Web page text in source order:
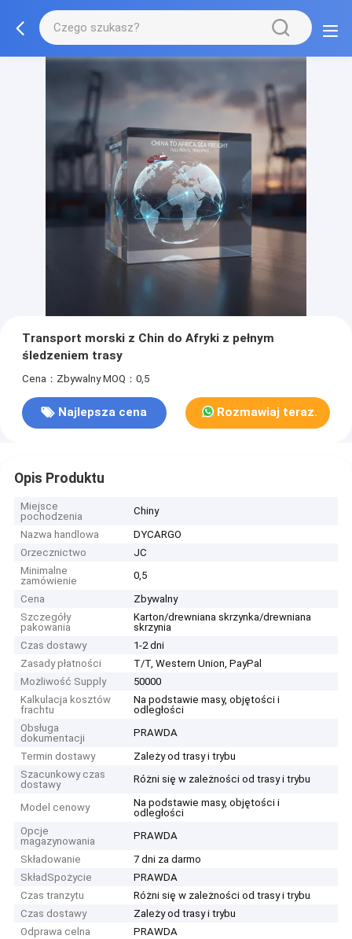
Transport morski z Chin do Afryki z pełnym
śledzeniem trasy
Cena：Zbywalny MOQ：0,5
Najlepsza cena Rozmawiaj teraz.
Opis Produktu
Miejsce
pochodzenia
Chiny
Nazwa handlowa
DYCARGO
Orzecznictwo
JC
Minimalne
zamówienie
0,5
Cena
Zbywalny
Szczegóły
pakowania
Karton/drewniana skrzynka/drewniana
skrzynia
Czas dostawy
1-2 dni
Zasady płatności
T/T, Western Union, PayPal
Możliwość Supply
50000
Kalkulacja kosztów
frachtu
Na podstawie masy, objętości i
odległości
Obsługa
dokumentacji
PRAWDA
Termin dostawy
Zależy od trasy i trybu
Szacunkowy czas
dostawy
Różni się w zależności od trasy i trybu
Model cenowy
Na podstawie masy, objętości i
odległości
Opcje
magazynowania
PRAWDA
Składowanie
7 dni za darmo
SkładSpożycie
PRAWDA
Czas tranzytu
Różni się w zależności od trasy i trybu
Czas dostawy
Zależy od trasy i trybu
Odprawa celna
PRAWDA